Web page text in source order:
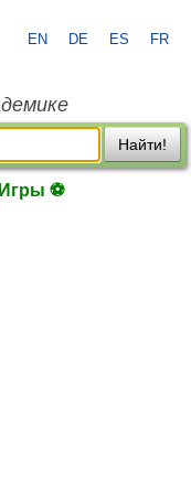
EN DE ES FR
Найти!
Игры ⚽